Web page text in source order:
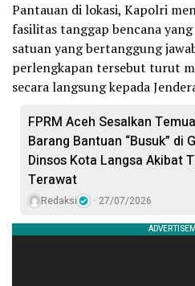
Pantauan di lokasi, Kapolri
fasilitas tanggap bencana
satuan yang bertanggung
perlengkapan tersebut turut
secara langsung kepada
FPRM Aceh Sesalkan
Barang Bantuan “Busuk” di
Dinsos Kota Langsa Akibat
Terawat
Redaksi 27/07/2026